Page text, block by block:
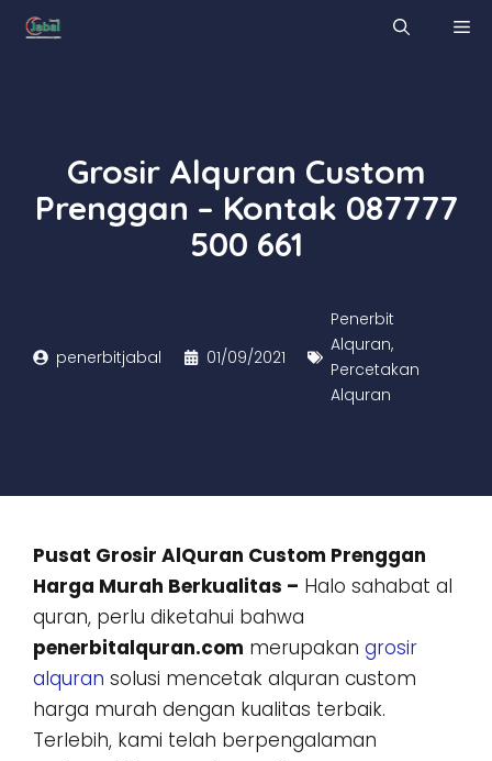
Skip
Grosir Alquran Custom
Prenggan – Kontak 087777
500 661
penerbitjabal 01/09/2021
Penerbit
Alquran,
Percetakan
Alquran
Pusat Grosir AlQuran Custom Prenggan
Harga Murah Berkualitas – Halo sahabat al
quran, perlu diketahui bahwa
penerbitalquran.com merupakan grosir
alquran solusi mencetak alquran custom
harga murah dengan kualitas terbaik.
Terlebih, kami telah berpengalaman